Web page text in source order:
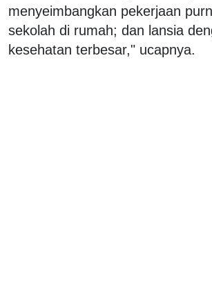
menyeimbangkan pekerjaan
sekolah di rumah; dan lansia
kesehatan terbesar," ucapnya.